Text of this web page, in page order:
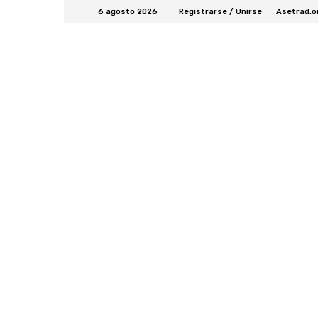
6 agosto 2026 Registrarse / Unirse